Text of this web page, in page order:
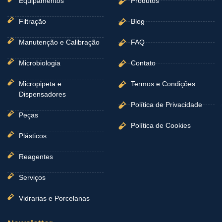
Filtração
Manutenção e Calibração
Microbiologia
Micropipeta e
Dispensadores
Peças
Plásticos
Reagentes
Serviços
Vidrarias e Porcelanas
Blog
FAQ
Contato
Termos e Condições
Política de Privacidade
Política de Cookies